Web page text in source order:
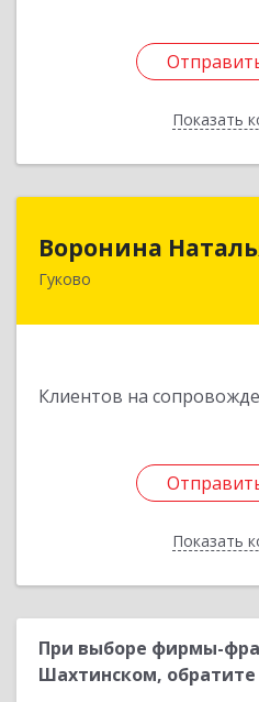
Показать
Воронина
Гуково
Клиентов на
Показать
Воронина
При выборе фирмы-
Шахтинском,